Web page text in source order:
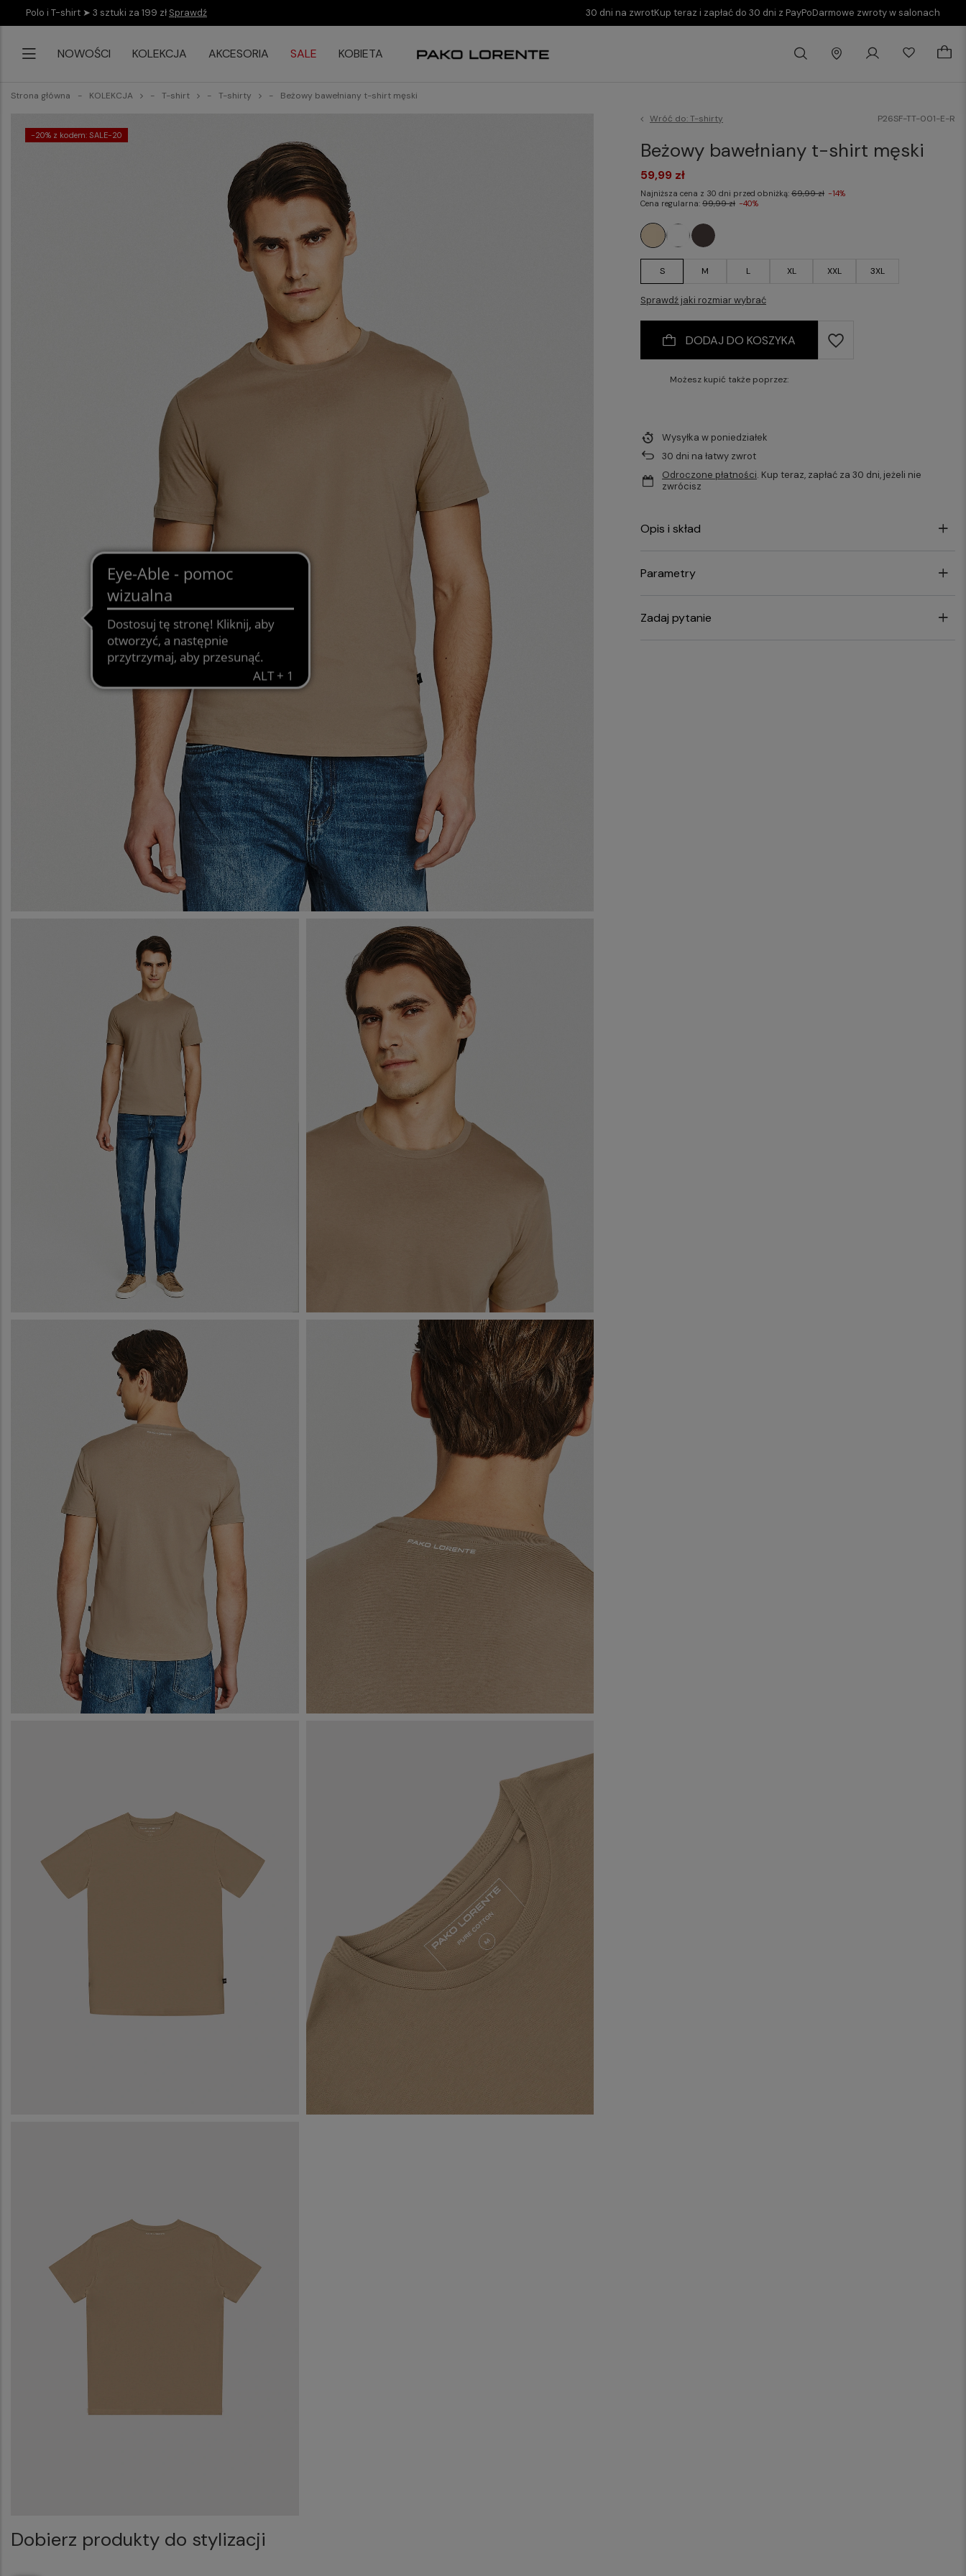
Polo i T-shirt ➤ 3 sztuki za 199 zł Sprawdź 30 dni na zwrotKup teraz i zapłać do 30 dni z PayPoDarmowe zwroty w salonach
NOWOŚCI KOLEKCJA AKCESORIA SALE KOBIETA
Strona główna KOLEKCJA T-shirt T-shirty Beżowy bawełniany t-shirt męski
-20% z kodem: SALE-20
Wróć do:T-shirty P26SF-TT-001-E-R
Beżowy bawełniany t-shirt męski
S M L XL XXL 3XL
Sprawdź jaki rozmiar wybrać
59,99 zł
Najniższa cena z 30 dni przed obniżką:69,99 zł -14%
Cena regularna:99,99 zł -40%
DODAJ DO KOSZYKA
Możesz kupić także poprzez:
Wysyłkaw poniedziałek
30 dni na łatwy zwrot
Odroczone płatności. Kup teraz, zapłać za 30 dni, jeżeli nie
zwrócisz
Opis i skład
Parametry
Zadaj pytanie
Dobierz produkty do stylizacji